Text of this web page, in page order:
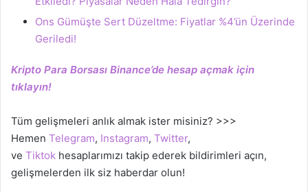
Ons Gümüşte Sert Düzeltme: Fiyatlar %4’ün Üzerinde
Geriledi!
Kripto Para Borsası Binance’de hesap açmak için
tıklayın!
Tüm gelişmeleri anlık almak ister misiniz? >>>
Hemen Telegram, Instagram, Twitter,
ve Tiktok hesaplarımızı takip ederek bildirimleri açın,
gelişmelerden ilk siz haberdar olun!